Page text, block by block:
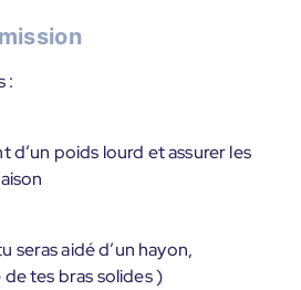
:
d’un poids lourd et assurer les
seras aidé d’un hayon,
tes bras solides )